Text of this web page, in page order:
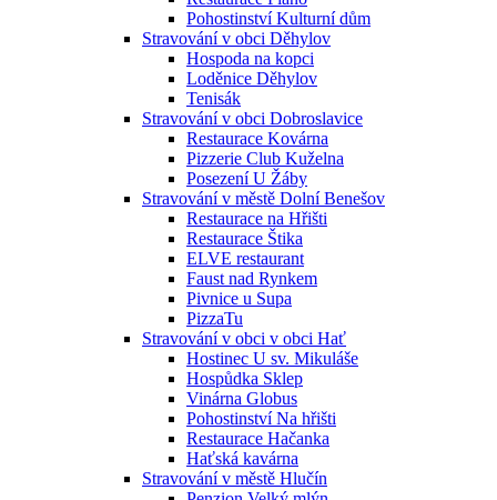
Pohostinství Kulturní dům
Stravování v obci Děhylov
Hospoda na kopci
Loděnice Děhylov
Tenisák
Stravování v obci Dobroslavice
Restaurace Kovárna
Pizzerie Club Kuželna
Posezení U Žáby
Stravování v městě Dolní Benešov
Restaurace na Hřišti
Restaurace Štika
ELVE restaurant
Faust nad Rynkem
Pivnice u Supa
PizzaTu
Stravování v obci v obci Hať
Hostinec U sv. Mikuláše
Hospůdka Sklep
Vinárna Globus
Pohostinství Na hřišti
Restaurace Hačanka
Haťská kavárna
Stravování v městě Hlučín